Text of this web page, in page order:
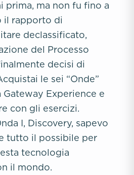
prima, ma non fu fino a
il rapporto di
declassificato,
del Processo
decisi di
le sei “Onde”
Experience e
con gli esercizi.
I, Discovery, sapevo
tutto il possibile per
tecnologia
il mondo.